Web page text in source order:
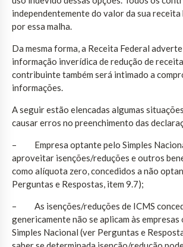
independentemente do valor da sua
por essa malha.
Da mesma forma, a Receita Federal
informação inverídica de redução de
contribuinte também será intimado a
informações.
A seguir estão elencadas algumas
causar erros no preenchimento das
– Empresa optante pelo Simples
aproveitar isenções/reduções e outros
como alíquota zero, concedidos a não
Perguntas e Respostas, item 9.7);
– As isenções/reduções de ICMS
genericamente não se aplicam às
Simples Nacional (ver Perguntas e